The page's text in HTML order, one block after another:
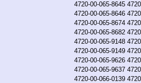
4720-00-065-8645
4720-00-065-8646
4720-00-065-8674
4720-00-065-8682
4720-00-065-9148
4720-00-065-9149
4720-00-065-9626
4720-00-065-9637
4720-00-066-0139